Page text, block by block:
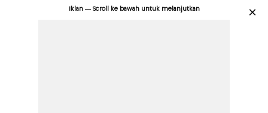
Iklan — Scroll ke bawah untuk melanjutkan ×